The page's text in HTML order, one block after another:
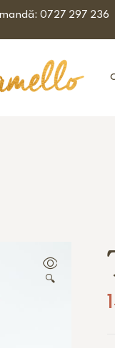
0727 297 236
🔍